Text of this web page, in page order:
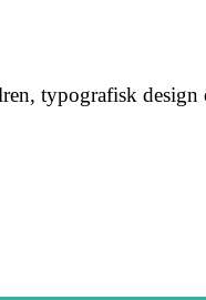
typografisk